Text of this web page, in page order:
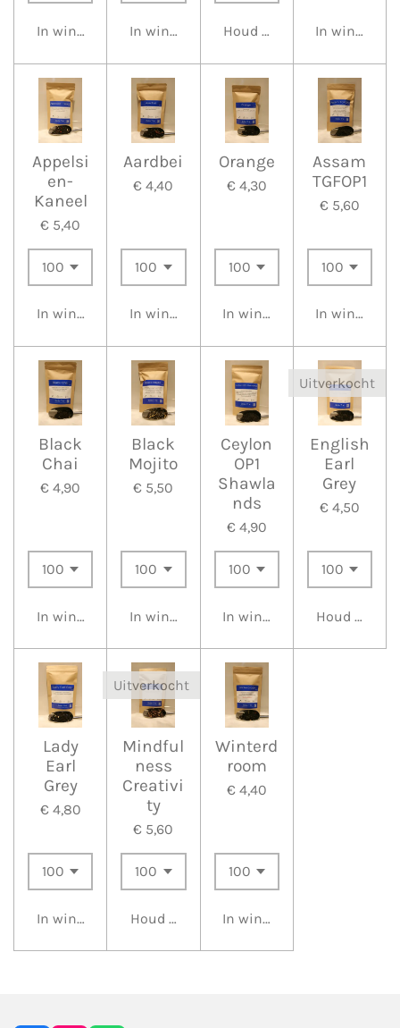
In winkelwagenIn winkelwagenHoud mij op de hoogte
In
Appelsi
en-
Kaneel
€ 5,40
In winkelwagen
Aardbei
€ 4,40
In winkelwagen
Orange
€ 4,30
In winkelwagen
Assam
TGFOP1
€ 5,60
In
Black
Chai
€ 4,90
In winkelwagen
Black
Mojito
€ 5,50
In winkelwagen
Ceylon
OP1
Shawla
nds
€ 4,90
In winkelwagen
Uitverkocht
English
Earl
Grey
€ 4,50
Houd mij op
Lady
Earl
Grey
€ 4,80
In winkelwagen
Uitverkocht
Mindful
ness
Creativi
ty
€ 5,60
Houd mij op de hoogte
Winterd
room
€ 4,40
In winkelwagen